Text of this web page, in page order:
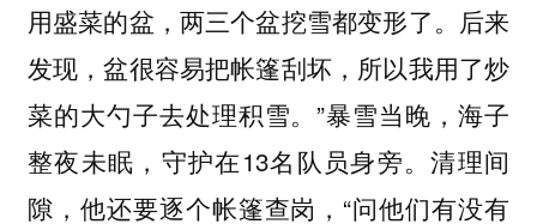
用盛菜的盆，两三个盆挖雪都变形了。后来
发现，盆很容易把帐篷刮坏，所以我用了炒
菜的大勺子去处理积雪。”暴雪当晚，海子
整夜未眠，守护在13名队员身旁。清理间
隙，他还要逐个帐篷查岗，“问他们有没有